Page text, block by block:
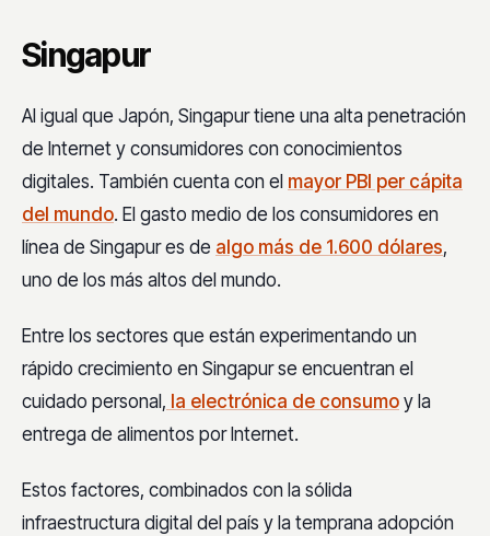
Singapur
Al igual que Japón, Singapur tiene una alta penetración
de Internet y consumidores con conocimientos
digitales. También cuenta con el mayor PBI per cápita
del mundo. El gasto medio de los consumidores en
línea de Singapur es de algo más de 1.600 dólares,
uno de los más altos del mundo.
Entre los sectores que están experimentando un
rápido crecimiento en Singapur se encuentran el
cuidado personal, la electrónica de consumo y la
entrega de alimentos por Internet.
Estos factores, combinados con la sólida
infraestructura digital del país y la temprana adopción